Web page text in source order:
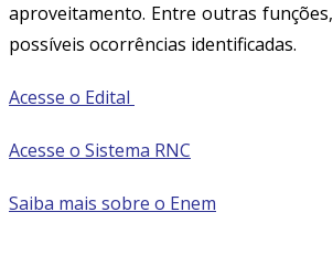
aproveitamento. Entre outras
possíveis ocorrências identificadas.
Acesse o Edital
Acesse o Sistema RNC
Saiba mais sobre o Enem